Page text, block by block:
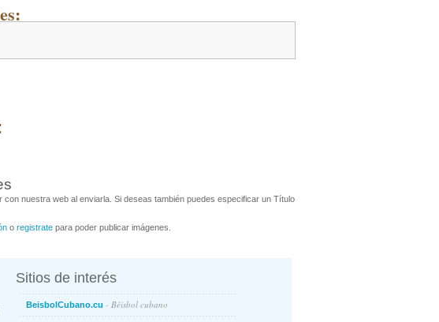
con nuestra web al enviarla. Si deseas también puedes especificar un Título
o registrate para poder publicar imágenes.
Sitios de interés
BeisbolCubano.cu - Béisbol cubano